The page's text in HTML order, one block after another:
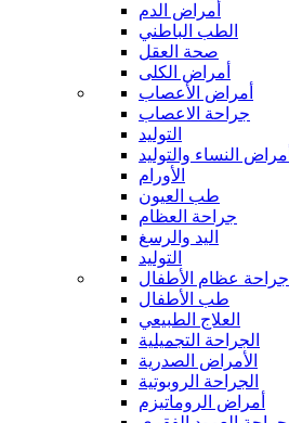
أمراض الدم
الطب الباطني
صحة العقل
أمراض الكلى
أمراض الأعصاب
جراحة الاعصاب
التوليد
أمراض النساء والتوليد
الأورام
طب العيون
جراحة العظام
اليد والرسغ
التوليد
جراحة عظام الأطفال
طب الأطفال
العلاج الطبيعي
الجراحة التجميلية
الأمراض الصدرية
الجراحة الروبوتية
أمراض الروماتيزم